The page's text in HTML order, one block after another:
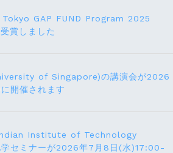
Tokyo GAP FUND Program 2025
賞しました
of Singapore)の講演会が2026
開催されます
Institute of Technology
セミナーが2026年7月8日(水)17:00-